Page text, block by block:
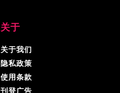
关于
关于我们
隐私政策
使用条款
刊登广告